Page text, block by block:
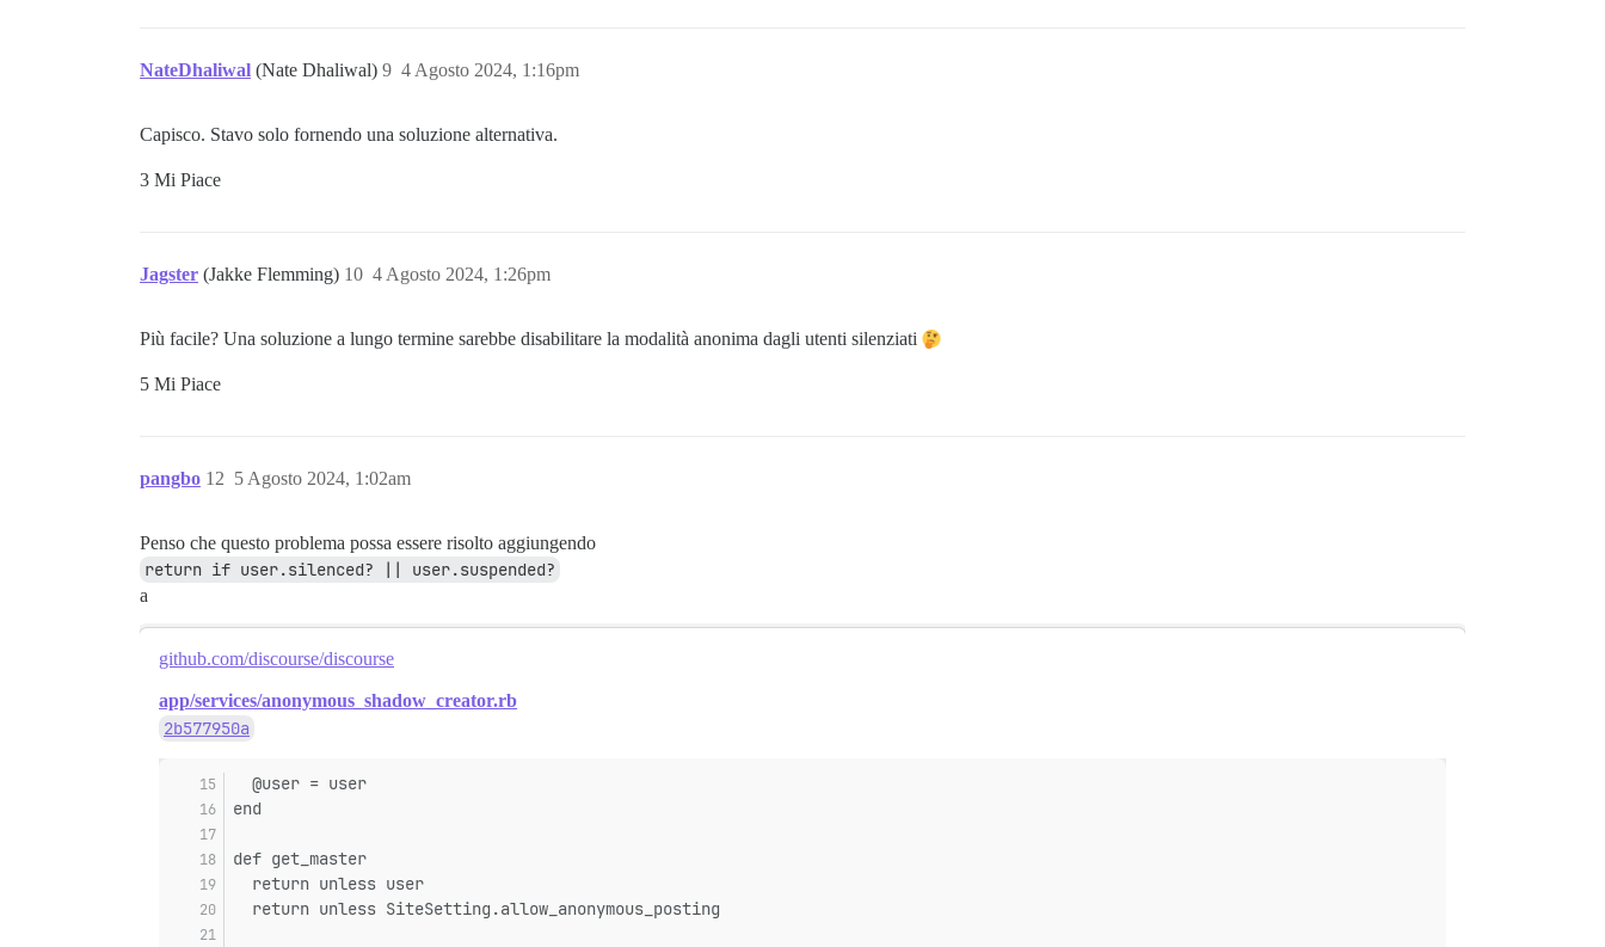
NateDhaliwal (Nate Dhaliwal) 4 Agosto 2024, 1:16pm
9
Capisco. Stavo solo fornendo una soluzione alternativa.
3 Mi Piace
Jagster (Jakke Flemming) 4 Agosto 2024, 1:26pm
10
Più facile? Una soluzione a lungo termine sarebbe disabilitare la modalità anonima dagli utenti silenziati
5 Mi Piace
pangbo 5 Agosto 2024, 1:02am
12
Penso che questo problema possa essere risolto aggiungendo
return if user.silenced? || user.suspended?
a
github.com/discourse/discourse
app/services/anonymous_shadow_creator.rb
2b577950a
  @user = user
end
def get_master
  return unless user
  return unless SiteSetting.allow_anonymous_posting